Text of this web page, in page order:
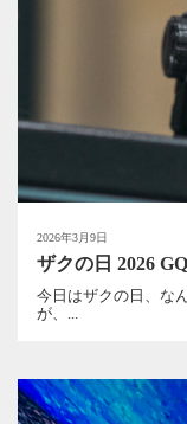
2026年3月9日
ザクの日 2026 GQ
今日はザクの日、な
が、...